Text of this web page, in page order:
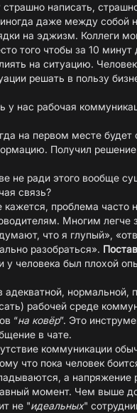
страшно написать,
даже между собой
на эджизм. Коллеги
того чтобы за 10
на ситуацию.
решать в пользу
у нас рабочая
на первом месте будет
Получил
не ради этого вообще
связь?
кажется, проблема часто
Многим легче
что я глупый»,
разобраться».
у человека был плохой
адекватной, нормальной,
рабочей среде
“на ковёр”. Это
в чате.
коммуникации
что пока человек
а напряжение
момент. Чем выше
не "идеальных"